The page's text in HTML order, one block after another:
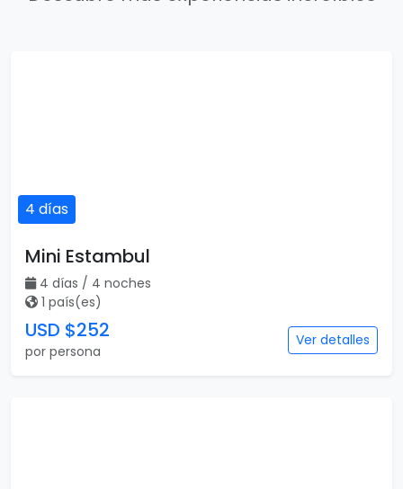
4 días
Mini Estambul
4 días / 4 noches
1 país(es)
USD $252
por persona
Ver detalles